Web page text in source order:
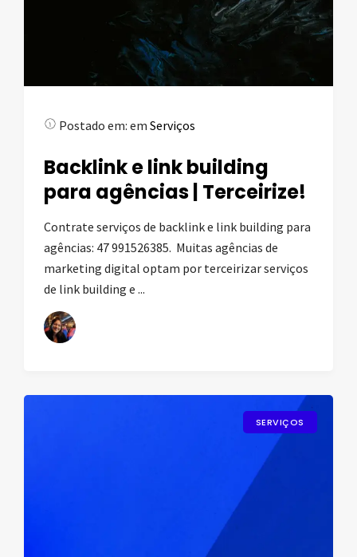
Postado em: em Serviços
Backlink e link building
para agências | Terceirize!
Contrate serviços de backlink e link building para
agências: 47 991526385. Muitas agências de
marketing digital optam por terceirizar serviços
de link building e ...
SERVIÇOS